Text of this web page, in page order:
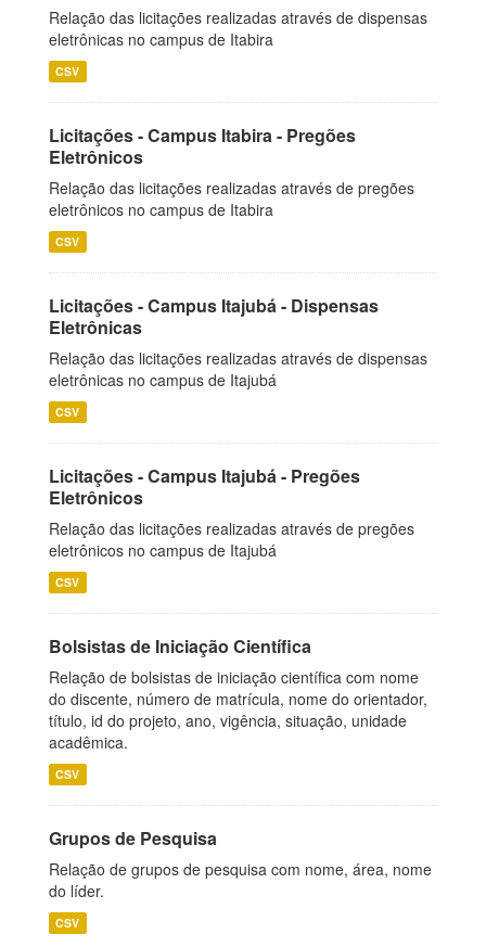
Relação das licitações realizadas através de dispensas
eletrônicas no campus de Itabira
CSV
Licitações - Campus Itabira - Pregões
Eletrônicos
Relação das licitações realizadas através de pregões
eletrônicos no campus de Itabira
CSV
Licitações - Campus Itajubá - Dispensas
Eletrônicas
Relação das licitações realizadas através de dispensas
eletrônicas no campus de Itajubá
CSV
Licitações - Campus Itajubá - Pregões
Eletrônicos
Relação das licitações realizadas através de pregões
eletrônicos no campus de Itajubá
CSV
Bolsistas de Iniciação Científica
Relação de bolsistas de iniciação científica com nome
do discente, número de matrícula, nome do orientador,
título, id do projeto, ano, vigência, situação, unidade
acadêmica.
CSV
Grupos de Pesquisa
Relação de grupos de pesquisa com nome, área, nome
do líder.
CSV